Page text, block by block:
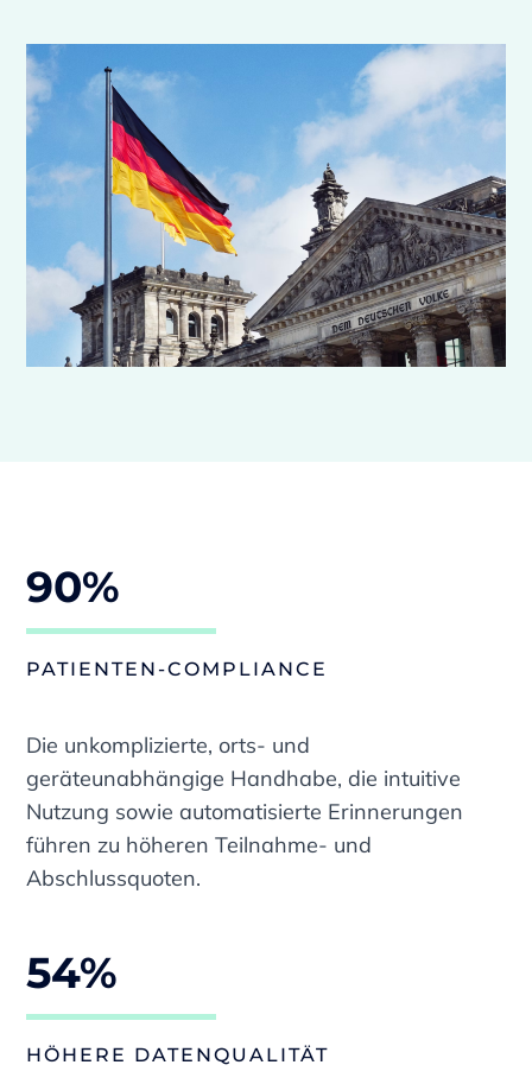
90%
PATIENTEN-COMPLIANCE
Die unkomplizierte, orts- und
geräteunabhängige Handhabe, die intuitive
Nutzung sowie automatisierte Erinnerungen
führen zu höheren Teilnahme- und
Abschlussquoten.
54%
HÖHERE DATENQUALITÄT